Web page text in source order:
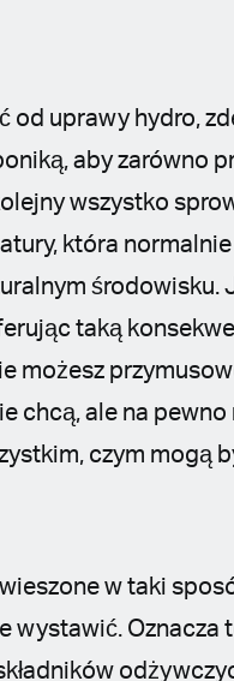
od uprawy hydro,
aby zarówno
wszystko
która normalnie
środowisku.
taką
możesz
chcą, ale na pewno
czym mogą
w taki
wystawić. Oznacza